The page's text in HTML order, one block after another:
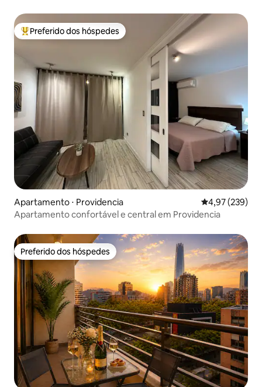
Entre os melhores preferidos dos hóspedes
Preferido dos hóspedes
Apartamento ⋅ Providencia 4,97 de uma
4,97 (239)
Apartamento confortável e central em Providencia
Preferido dos hóspedes
Preferido dos hóspedes